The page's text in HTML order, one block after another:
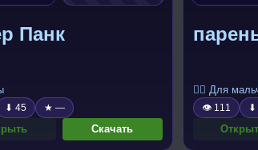
Панк
⬇ 45 ★ —
Скачать
🧍‍♂️ Для
👁 111 ⬇